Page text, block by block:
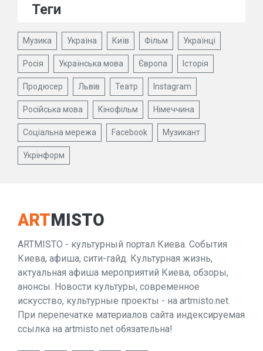
Теги
Музика Україна Київ Фільм Українці
Росія Українська мова Європа Історія
Продюсер Львів Театр Instagram
Російська мова Кінофільм Німеччина
Соціальна мережа Facebook Музикант
Укрінформ
ARTMISTO
ARTMISTO - культурный портал Киева. События
Киева, афиша, сити-гайд. Культурная жизнь,
актуальная афиша мероприятий Киева, обзоры,
анонсы. Новости культуры, современное
искусство, культурные проекты - на artmisto.net.
При перепечатке материалов сайта индексируемая
ссылка на artmisto.net обязательна!